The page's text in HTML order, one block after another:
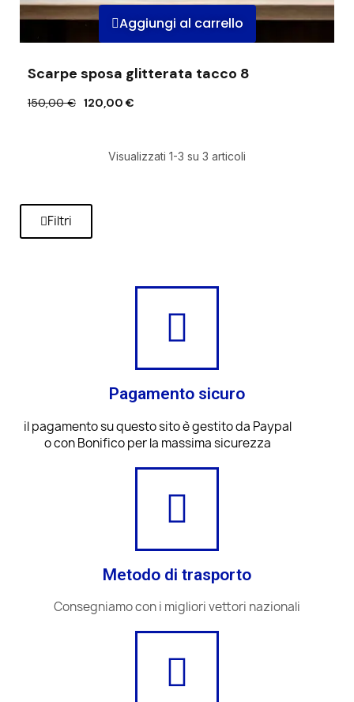
Filtri
Aggiungi al carrello
Scarpe sposa glitterata tacco 8
150,00 € 120,00 €
Visualizzati 1-3 su 3 articoli
Pagamento sicuro
il pagamento su questo sito è gestito da Paypal
o con Bonifico per la massima sicurezza
Metodo di trasporto
Consegniamo con i migliori vettori nazionali